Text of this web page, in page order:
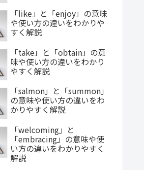
「like」と「enjoy」の意味
や使い方の違いをわかりや
すく解説
「take」と「obtain」の意
味や使い方の違いをわかり
やすく解説
「salmon」と「summon」
の意味や使い方の違いをわ
かりやすく解説
「welcoming」と
「embracing」の意味や使
い方の違いをわかりやすく
解説